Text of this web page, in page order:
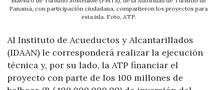
Panamá, con participación ciudadana, compartieron los proyectos para
esta isla. Foto, ATP.
Al Instituto de Acueductos y Alcantarillados
(IDAAN) le corresponderá realizar la ejecución
técnica y, por su lado, la ATP financiar el
proyecto con parte de los 100 millones de